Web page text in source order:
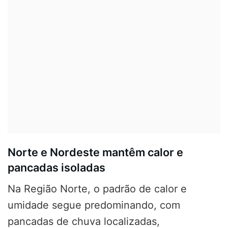
Norte e Nordeste mantêm calor e
pancadas isoladas
Na Região Norte, o padrão de calor e
umidade segue predominando, com
pancadas de chuva localizadas,